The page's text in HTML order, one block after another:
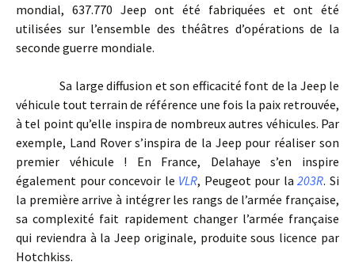
mondial, 637.770 Jeep ont été fabriquées et ont été
utilisées sur l’ensemble des théâtres d’opérations de la
seconde guerre mondiale.
Sa large diffusion et son efficacité font de la Jeep le
véhicule tout terrain de référence une fois la paix retrouvée,
à tel point qu’elle inspira de nombreux autres véhicules. Par
exemple, Land Rover s’inspira de la Jeep pour réaliser son
premier véhicule ! En France, Delahaye s’en inspire
également pour concevoir le VLR, Peugeot pour la203R. Si
la première arrive à intégrer les rangs de l’armée française,
sa complexité fait rapidement changer l’armée française
qui reviendra à la Jeep originale, produite sous licence par
Hotchkiss.